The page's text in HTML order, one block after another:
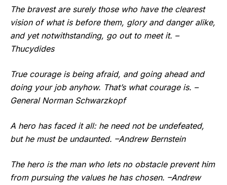
The bravest are surely those who have the clearest
vision of what is before them, glory and danger alike,
and yet notwithstanding, go out to meet it. –
Thucydides
True courage is being afraid, and going ahead and
doing your job anyhow. That’s what courage is. –
General Norman Schwarzkopf
A hero has faced it all: he need not be undefeated,
but he must be undaunted. –Andrew Bernstein
The hero is the man who lets no obstacle prevent him
from pursuing the values he has chosen. –Andrew